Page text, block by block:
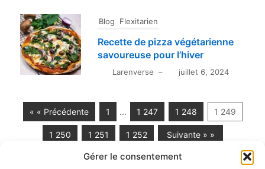
Gérer le consentement
Blog Flexitarien
Recette de pizza végétarienne
savoureuse pour l’hiver
Larenverse – juillet 6, 2024
« « Précédente 1 … 1 247 1 248 1 249
1 250 1 251 1 252 Suivante » »